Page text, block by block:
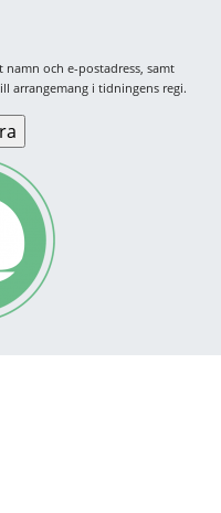
namn och e-postadress, samt
arrangemang i tidningens regi.